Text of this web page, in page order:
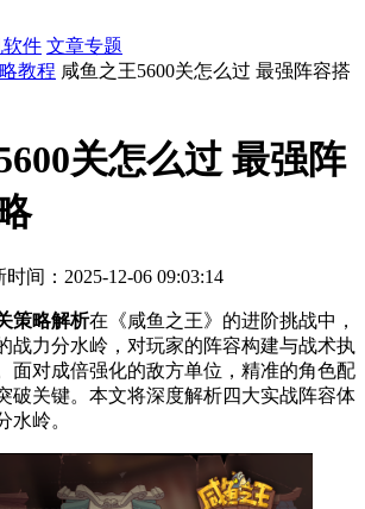
件 文章专题
教程 咸鱼之王5600关怎么过 最强阵容搭
关怎么过 最强阵
时间：2025-12-06 09:03:14
策略解析在《咸鱼之王》的进阶挑战中，
战力分水岭，对玩家的阵容构建与战术执
面对成倍强化的敌方单位，精准的角色配
破关键。本文将深度解析四大实战阵容体
水岭。